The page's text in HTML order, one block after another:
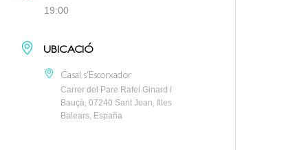
19:00
UBICACIÓ
Casal s'Escorxador
Carrer del Pare Rafel Ginard i
Bauçà, 07240 Sant Joan, Illes
Balears, España